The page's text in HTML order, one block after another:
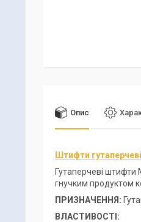
Опис
Штифти гутаперчеві
Гутаперчеві штифти
гнучким продуктом
ПРИЗНАЧЕННЯ:
ВЛАСТИВОСТІ: